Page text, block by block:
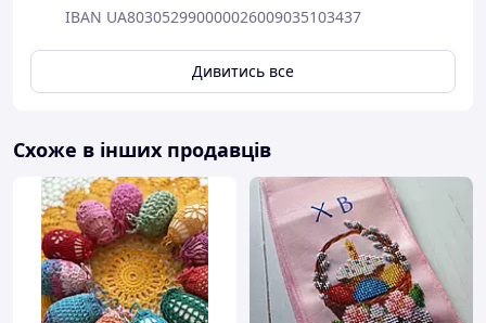
IBAN UA803052990000026009035103437
Дивитись все
Схоже в інших продавців